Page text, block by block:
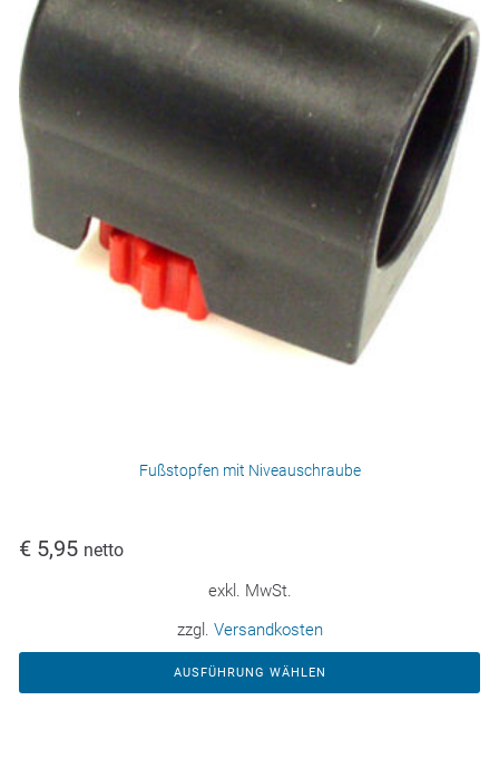
Fußstopfen mit Niveauschraube
€ 5,95 netto
exkl. MwSt.
zzgl. Versandkosten
AUSFÜHRUNG WÄHLEN